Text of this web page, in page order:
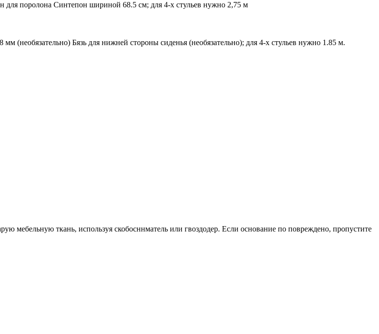
поролона Синтепон шириной 68.5 см; для 4-х стульев нужно 2,75 м
(необязательно) Бязь для нижней стороны сиденья (необязательно); для 4-х стульев нужно 1.85 м.
ткань, используя скобосннматель или гвоздодер. Если основание по повреждено, пропустите